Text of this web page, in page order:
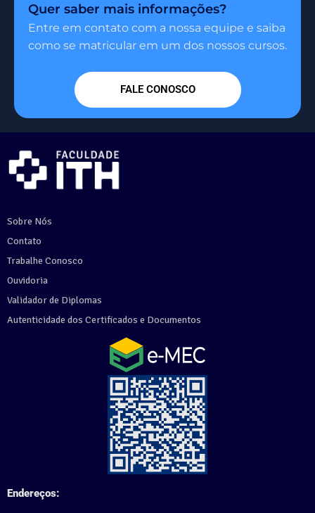
Quer saber mais informações?
Entre em contato com a nossa equipe e saiba
como se matricular em um dos nossos cursos.
FALE CONOSCO
Sobre Nós
Contato
Trabalhe Conosco
Ouvidoria
Validador de Diplomas
Autenticidade dos Certificados e Documentos
Endereços: